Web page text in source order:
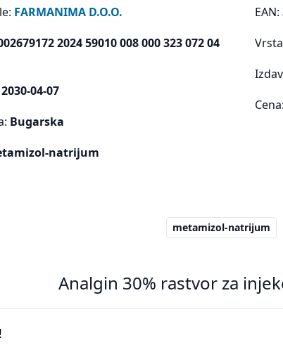
FARMANIMA D.O.O.
2024 59010 008 000 323 072 04
2030-04-07
Bugarska
natrijum
EAN:
metamizol-natrijum
Analgin 30% rastvor za